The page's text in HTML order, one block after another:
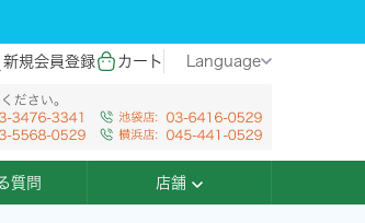
新規会員登録 カート Language
質問 店舗